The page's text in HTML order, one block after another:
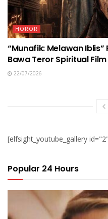
HOROR
“Munafik: Melawan
Bawa Teror Spiritual
22/07/2026
[elfsight_youtube_gallery
Popular 24 Hours